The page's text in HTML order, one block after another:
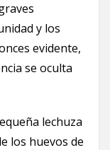
y los
evidente,
se oculta
lechuza
los huevos de